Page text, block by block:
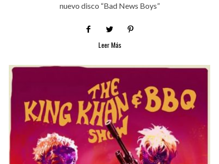
nuevo disco “Bad News Boys”
Leer Más